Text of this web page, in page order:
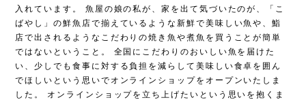
入れています。 魚屋の娘の私が、家を出て気づいたのが、「こ
ばやし」の鮮魚店で揃えているような新鮮で美味しい魚や、鮨
店で出されるようなこだわりの焼き魚や煮魚を買うことが簡単
ではないということ。 全国にこだわりのおいしい魚を届けた
い、少しでも食事に対する負担を減らして美味しい食卓を囲ん
でほしいという思いでオンラインショップをオープンいたしま
した。 オンラインショップを立ち上げたいという思いを抱くま